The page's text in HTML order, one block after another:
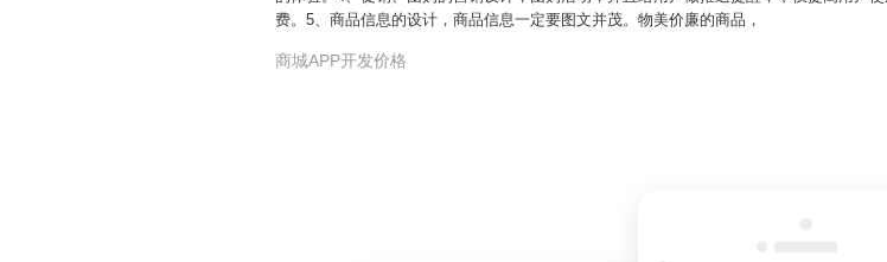
费。5、商品信息的设计，商品信息一定要图文并茂。物美价廉的商品，
商城APP开发价格